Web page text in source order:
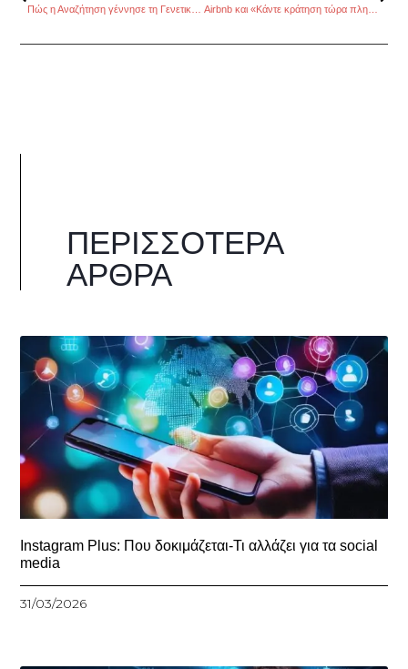
Airbnb και «Κάντε κράτηση τώρα πληρώστε αργότερα»
ΠΕΡΙΣΣΌΤΕΡΑ
ΆΡΘΡΑ
Instagram Plus: Που δοκιμάζεται-Τι αλλάζει για τα social
media
31/03/2026